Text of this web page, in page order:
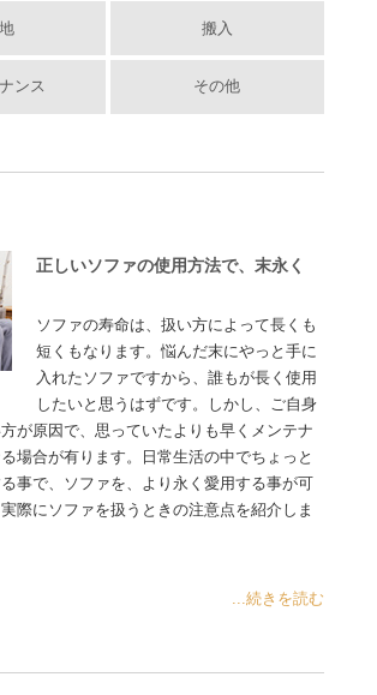
搬入
ンス その他
正しいソファの使用方法で、末永く
ソファの寿命は、扱い方によって長くも
短くもなります。悩んだ末にやっと手に
入れたソファですから、誰もが長く使用
したいと思うはずです。しかし、ご自身
が原因で、思っていたよりも早くメンテナ
場合が有ります。日常生活の中でちょっと
事で、ソファを、より永く愛用する事が可
際にソファを扱うときの注意点を紹介しま
...続きを読む